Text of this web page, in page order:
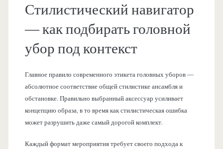
Стилистический навигатор
— как подбирать головной
убор под контекст
Главное правило современного этикета головных уборов —
абсолютное соответствие общей стилистике ансамбля и
обстановке. Правильно выбранный аксессуар усиливает
концепцию образа, в то время как стилистическая ошибка
может разрушить даже самый дорогой комплект.
Каждый формат мероприятия требует своего подхода к